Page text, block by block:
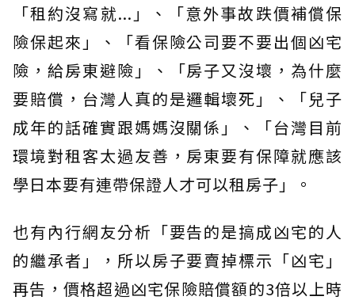
「租約沒寫就...」、「意外事故跌價補償保
險保起來」、「看保險公司要不要出個凶宅
險，給房東避險」、「房子又沒壞，為什麼
要賠償，台灣人真的是邏輯壞死」、「兒子
成年的話確實跟媽媽沒關係」、「台灣目前
環境對租客太過友善，房東要有保障就應該
學日本要有連帶保證人才可以租房子」。
也有內行網友分析「要告的是搞成凶宅的人
的繼承者」，所以房子要賣掉標示「凶宅」
再告，價格超過凶宅保險賠償額的3倍以上時